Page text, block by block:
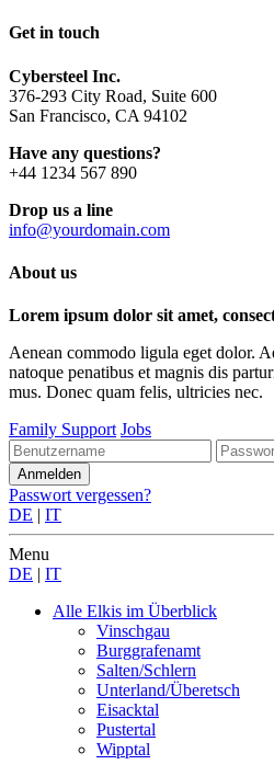
Get in touch
Cybersteel Inc.
376-293 City Road, Suite 600
San Francisco, CA 94102
Have any questions?
+44 1234 567 890
Drop us a line
info@yourdomain.com
About us
Lorem ipsum dolor sit amet,
Aenean commodo ligula eget dolor.
natoque penatibus et magnis dis
mus. Donec quam felis, ultricies nec.
Family Support Jobs
Passwort vergessen?
DE | IT
Menu
DE | IT
Alle Elkis im Überblick
Vinschgau
Burggrafenamt
Salten/Schlern
Unterland/Überetsch
Eisacktal
Pustertal
Wipptal